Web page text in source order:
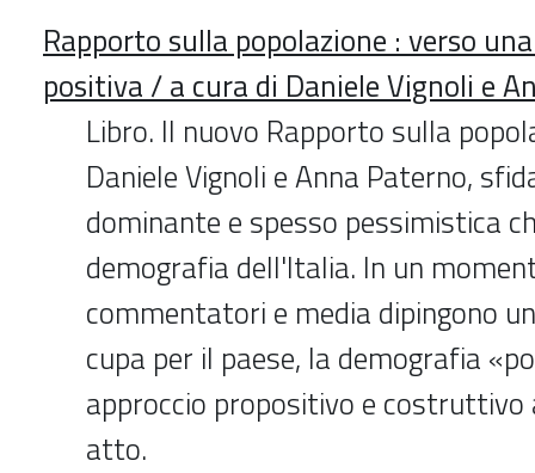
Rapporto sulla popolazione : verso
positiva / a cura di Daniele Vignoli e
Libro. Il nuovo Rapporto sulla
Daniele Vignoli e Anna Paterno,
dominante e spesso pessimistica
demografia dell'Italia. In un
commentatori e media dipingono
cupa per il paese, la demografia
approccio propositivo e costruttivo
atto.